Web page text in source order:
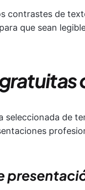
contrastes de
que sean
seleccionada de